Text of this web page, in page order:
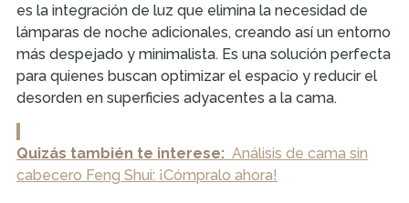
es la integración de luz que elimina la necesidad de
lámparas de noche adicionales, creando así un entorno
más despejado y minimalista. Es una solución perfecta
para quienes buscan optimizar el espacio y reducir el
desorden en superficies adyacentes a la cama.
Quizás también te interese: Análisis de cama sin
cabecero Feng Shui: ¡Cómpralo ahora!